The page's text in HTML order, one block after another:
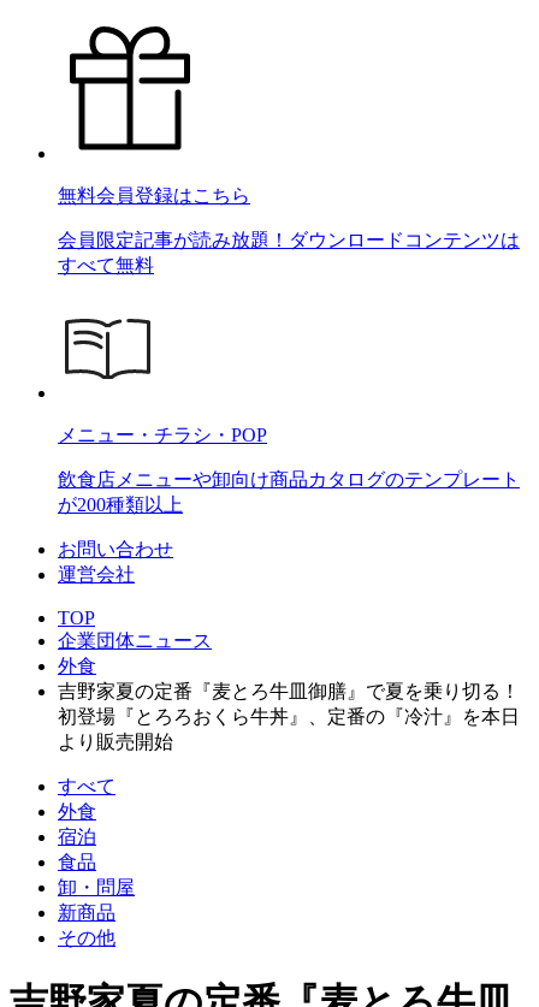
無料会員登録はこちら
会員限定記事が読み放題！ダウンロードコンテンツは
すべて無料
メニュー・チラシ・POP
飲食店メニューや卸向け商品カタログのテンプレート
が200種類以上
お問い合わせ
運営会社
TOP
企業団体ニュース
外食
吉野家夏の定番『麦とろ牛皿御膳』で夏を乗り切る！
初登場『とろろおくら牛丼』、定番の『冷汁』を本日
より販売開始
すべて
外食
宿泊
食品
卸・問屋
新商品
その他